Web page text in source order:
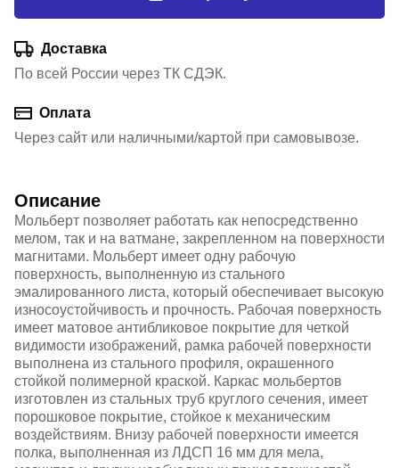
Доставка
По всей России через ТК СДЭК.
Оплата
Через сайт или наличными/картой при самовывозе.
Описание
Мольберт позволяет работать как непосредственно
мелом, так и на ватмане, закрепленном на поверхности
магнитами. Мольберт имеет одну рабочую
поверхность, выполненную из стального
эмалированного листа, который обеспечивает высокую
износоустойчивость и прочность. Рабочая поверхность
имеет матовое антибликовое покрытие для четкой
видимости изображений, рамка рабочей поверхности
выполнена из стального профиля, окрашенного
стойкой полимерной краской. Каркас мольбертов
изготовлен из стальных труб круглого сечения, имеет
порошковое покрытие, стойкое к механическим
воздействиям. Внизу рабочей поверхности имеется
полка, выполненная из ЛДСП 16 мм для мела,